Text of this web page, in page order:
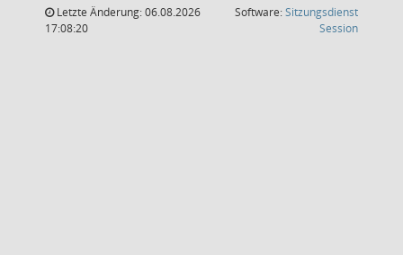
Letzte Änderung: 06.08.2026
17:08:20
Software:Sitzungsdienst
Session(Wird in